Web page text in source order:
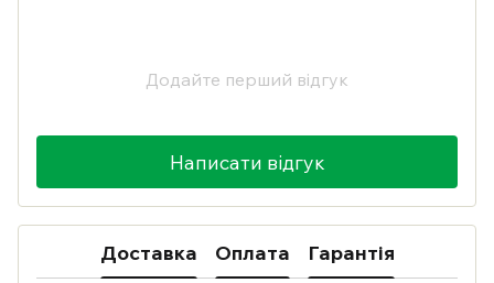
Додайте перший відгук
Написати відгук
Доставка Оплата Гарантія